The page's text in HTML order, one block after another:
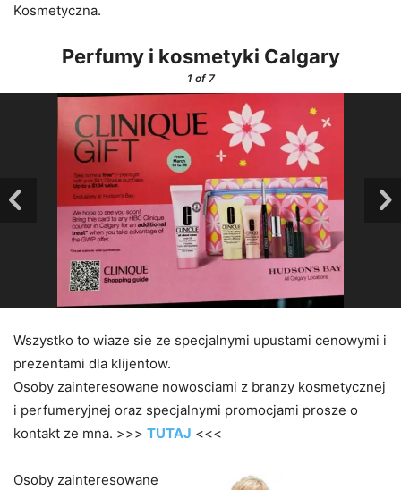
Kosmetyczna.
Perfumy i kosmetyki Calgary
1of 7
Wszystko to wiaze sie ze specjalnymi upustami cenowymi i
prezentami dla klijentow.
Osoby zainteresowane nowosciami z branzy kosmetycznej
i perfumeryjnej oraz specjalnymi promocjami prosze o
kontakt ze mna. >>> TUTAJ <<<
Osoby zainteresowane